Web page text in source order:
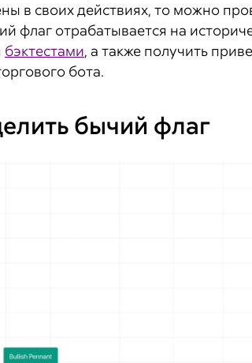
в своих действиях, то можно
флаг отрабатывается на
бэктестами, а также получить
бота.
бычий флаг